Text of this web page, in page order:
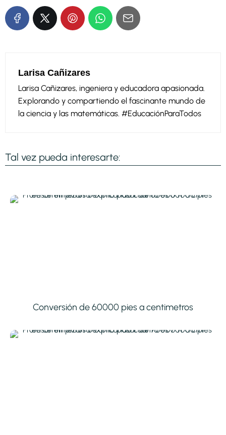
Larisa Cañizares
Larisa Cañizares, ingeniera y educadora apasionada.
Explorando y compartiendo el fascinante mundo de
la ciencia y las matemáticas. #EducaciónParaTodos
Tal vez pueda interesarte:
Conversión de 60000 pies a centimetros